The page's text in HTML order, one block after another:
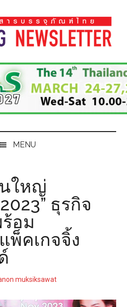
MENU
ใหญ่
ธุรกิจ
อม
พ็คเกจจิ้ง
muksiksawat